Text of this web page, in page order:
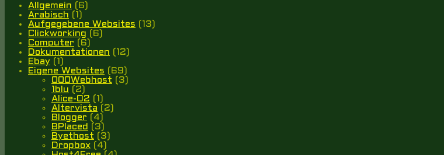
Allgemein (6)
Arabisch (1)
Aufgegebene Websites (13)
Clickworking (6)
Computer (6)
Dokumentationen (12)
Ebay (1)
Eigene Websites (69)
000Webhost (3)
1blu (2)
Alice-O2 (1)
Altervista (2)
Blogger (4)
BPlaced (3)
Byethost (3)
Dropbox (4)